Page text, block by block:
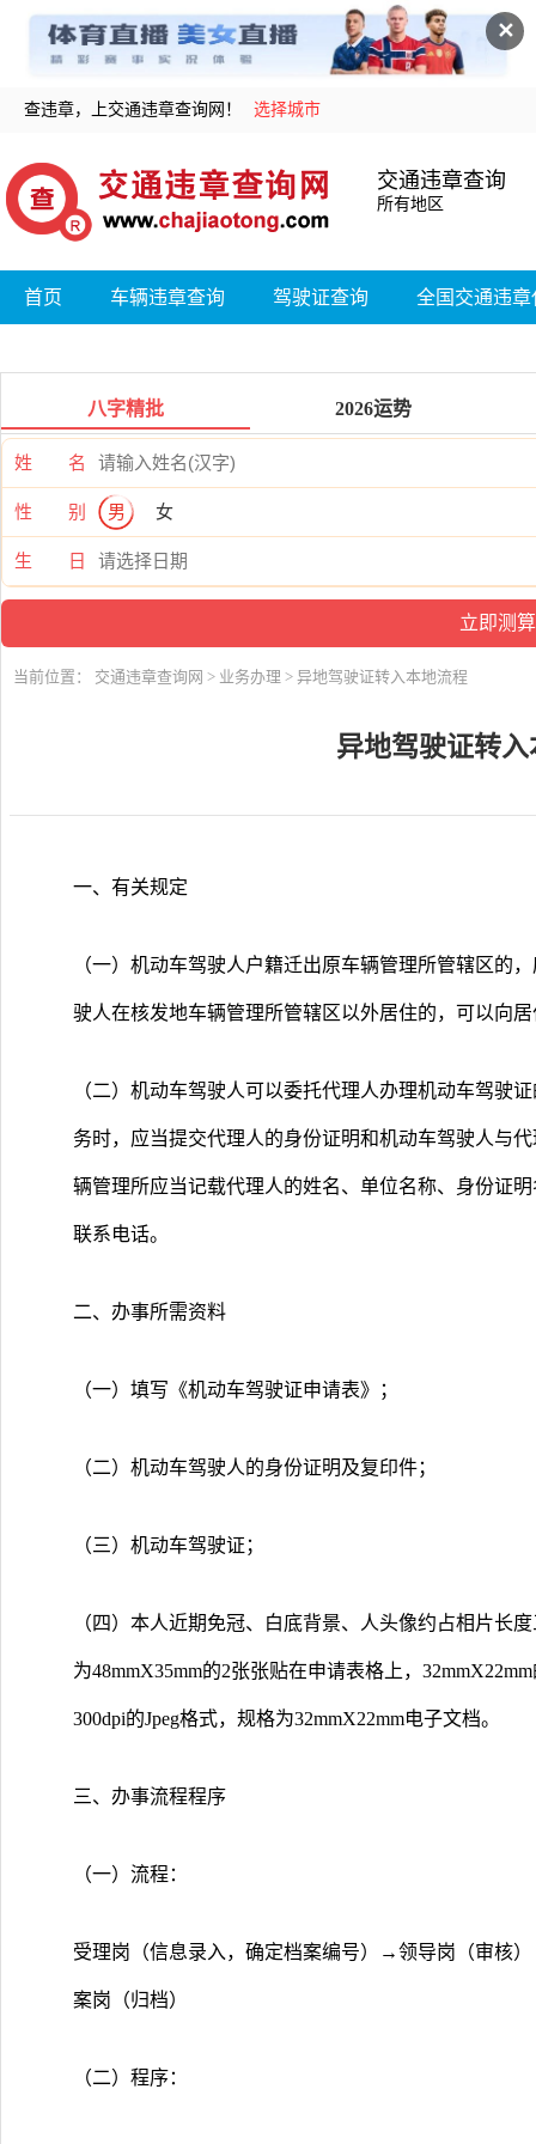
✕
查违章，上交通违章查询网！ 选择城市
交通违章查询
所有地区
首页 车辆违章查询 驾驶证查询 全国交通违
八字精批 2026运势
姓 名
性 别 男 女
生 日
当前位置： 交通违章查询网 > 业务办理 > 异地驾驶证转入本地流程
异地驾驶证转
一、有关规定
（一）机动车驾驶人户籍迁出原车辆管理所管辖区的
驶人在核发地车辆管理所管辖区以外居住的，可以向
（二）机动车驾驶人可以委托代理人办理机动车驾驶
务时，应当提交代理人的身份证明和机动车驾驶人与
辆管理所应当记载代理人的姓名、单位名称、身份证
联系电话。
二、办事所需资料
（一）填写《机动车驾驶证申请表》；
（二）机动车驾驶人的身份证明及复印件；
（三）机动车驾驶证；
（四）本人近期免冠、白底背景、人头像约占相片长
为48mmX35mm的2张张贴在申请表格上，
300dpi的Jpeg格式，规格为32mmX22mm电子文档。
三、办事流程程序
（一）流程：
受理岗（信息录入，确定档案编号）→领导岗（审
案岗（归档）
（二）程序：